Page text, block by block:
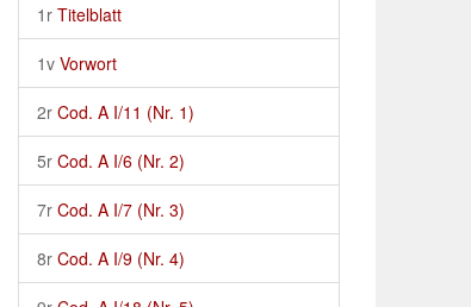
1r Titelblatt
1v Vorwort
2r Cod. A I/11 (Nr. 1)
5r Cod. A I/6 (Nr. 2)
7r Cod. A I/7 (Nr. 3)
8r Cod. A I/9 (Nr. 4)